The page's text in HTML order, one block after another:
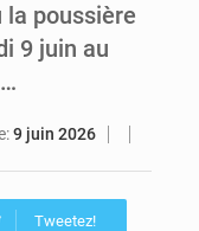
la poussière
9 juin au
9 juin 2026
Tweetez!